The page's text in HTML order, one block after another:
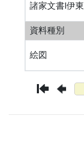
諸家文書Ⅰ伊
資料種別
絵図